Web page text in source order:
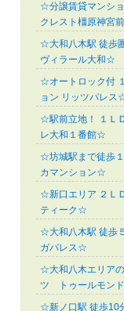
☆分譲賃貸マンシ
クレスト橿原神宮
☆大和八木駅 徒歩
ヴィラール大和☆
☆オートロック付
ョン リッツパレス
☆駅前立地！ １Ｌ
レ大和１番館☆
☆坊城駅まで徒歩
カマンション☆
☆新口エリア ２Ｌ
ティーク☆
☆大和八木駅 徒歩
ガパレス☆
☆大和八木エリア
ツ トゥールモン
☆新ノ口駅 徒歩10